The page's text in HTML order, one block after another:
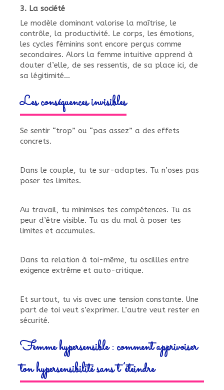
3. La société
Le modèle dominant valorise la maîtrise, le
contrôle, la productivité. Le corps, les émotions,
les cycles féminins sont encore perçus comme
secondaires. Alors la femme intuitive apprend à
douter d’elle, de ses ressentis, de sa place ici, de
sa légitimité…
Les conséquences invisibles
Se sentir “trop” ou “pas assez” a des effets
concrets.
Dans le couple, tu te sur-adaptes. Tu n’oses pas
poser tes limites.
Au travail, tu minimises tes compétences. Tu as
peur d’être visible. Tu as du mal à poser tes
limites et accumules.
Dans ta relation à toi-même, tu oscillles entre
exigence extrême et auto-critique.
Et surtout, tu vis avec une tension constante. Une
part de toi veut s’exprimer. L’autre veut rester en
sécurité.
Femme hypersensible : comment apprivoiser
ton hypersensibilité sans t’éteindre